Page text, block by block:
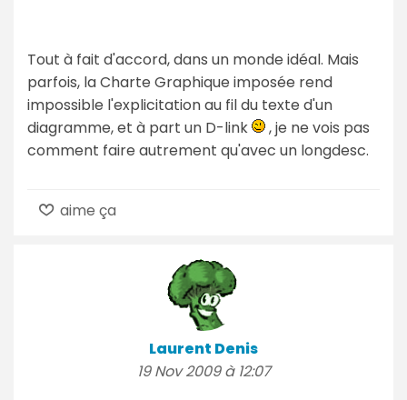
Tout à fait d'accord, dans un monde idéal. Mais
parfois, la Charte Graphique imposée rend
impossible l'explicitation au fil du texte d'un
diagramme, et à part un D-link
, je ne vois pas
comment faire autrement qu'avec un longdesc.
aime ça
Laurent Denis
19 Nov 2009 à 12:07